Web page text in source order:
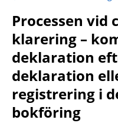
Processen vid
klarering –
deklaration
deklaration
registrering i
bokföring